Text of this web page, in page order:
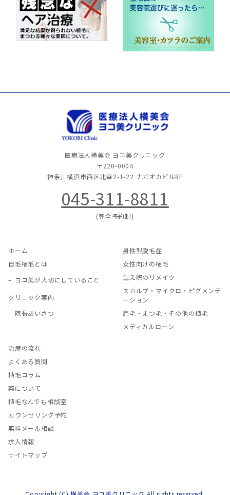
医療法人横美会 ヨコ美クリニック
〒220-0004
神奈川横浜市西区北幸2-1-22 ナガオカビル8F
045-311-8811
(完全予約制)
ホーム
自毛植毛とは
ヨコ美が大切にしていること
クリニック案内
院長あいさつ
男性型脱毛症
女性向けの植毛
生え際のリメイク
スカルプ・マイクロ・ピグメンテ
ーション
眉毛・まつ毛・その他の植毛
メディカルローン
治療の流れ
よくある質問
植毛コラム
薬について
植毛なんでも相談室
カウンセリング予約
無料メール相談
求人情報
サイトマップ